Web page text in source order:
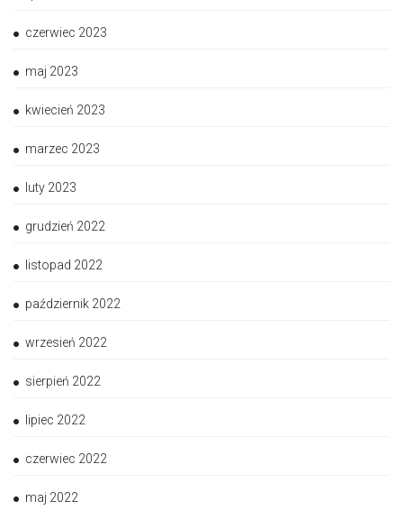
czerwiec 2023
maj 2023
kwiecień 2023
marzec 2023
luty 2023
grudzień 2022
listopad 2022
październik 2022
wrzesień 2022
sierpień 2022
lipiec 2022
czerwiec 2022
maj 2022